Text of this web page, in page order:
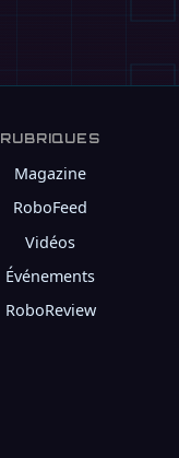
RUBRIQUES
Magazine
RoboFeed
Vidéos
Événements
RoboReview